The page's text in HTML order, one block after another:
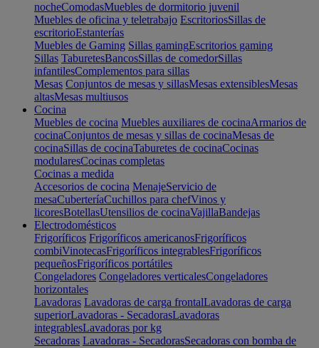
nocheComodasMuebles de dormitorio juvenil
Muebles de oficina y teletrabajo EscritoriosSillas de
escritorioEstanterías
Muebles de Gaming Sillas gamingEscritorios gaming
Sillas TaburetesBancosSillas de comedorSillas
infantilesComplementos para sillas
Mesas Conjuntos de mesas y sillasMesas extensiblesMesas
altasMesas multiusos
Cocina
Muebles de cocina Muebles auxiliares de cocinaArmarios de
cocinaConjuntos de mesas y sillas de cocinaMesas de
cocinaSillas de cocinaTaburetes de cocinaCocinas
modularesCocinas completas
Cocinas a medida
Accesorios de cocina MenajeServicio de
mesaCuberteríaCuchillos para chefVinos y
licoresBotellasUtensilios de cocinaVajillaBandejas
Electrodomésticos
Frigoríficos Frigoríficos americanosFrigoríficos
combiVinotecasFrigoríficos integrablesFrigoríficos
pequeñosFrigoríficos portátiles
Congeladores Congeladores verticalesCongeladores
horizontales
Lavadoras Lavadoras de carga frontalLavadoras de carga
superiorLavadoras - SecadorasLavadoras
integrablesLavadoras por kg
Secadoras Lavadoras - SecadorasSecadoras con bomba de